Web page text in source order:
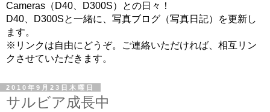
Cameras（D40、D300S）との日々！
D40、D300Sと一緒に、写真ブログ（写真日記）を更新し
ます。
※リンクは自由にどうぞ。ご連絡いただければ、相互リン
クさせていただきます。
2010年9月23日木曜日
サルビア成長中